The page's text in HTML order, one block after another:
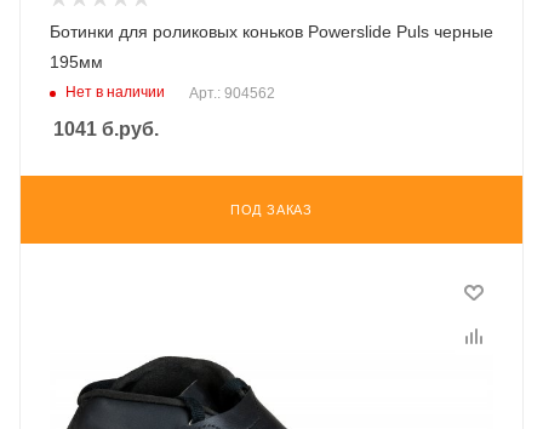
Ботинки для роликовых коньков Powerslide Puls черные
195мм
Нет в наличии Арт.: 904562
1041 б.руб.
ПОД ЗАКАЗ